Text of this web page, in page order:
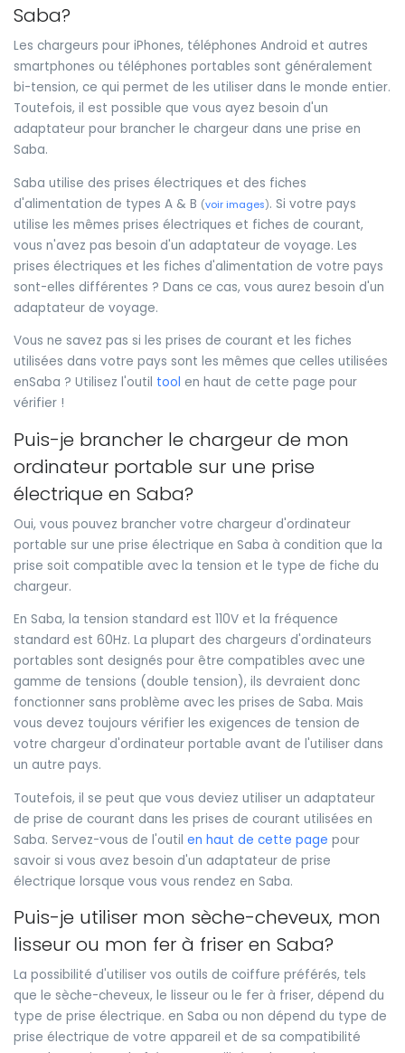
Saba?
Les chargeurs pour iPhones, téléphones Android et autres
smartphones ou téléphones portables sont généralement
bi-tension, ce qui permet de les utiliser dans le monde entier.
Toutefois, il est possible que vous ayez besoin d'un
adaptateur pour brancher le chargeur dans une prise en
Saba.
Saba utilise des prises électriques et des fiches
d'alimentation de types A & B (voir images). Si votre pays
utilise les mêmes prises électriques et fiches de courant,
vous n'avez pas besoin d'un adaptateur de voyage. Les
prises électriques et les fiches d'alimentation de votre pays
sont-elles différentes ? Dans ce cas, vous aurez besoin d'un
adaptateur de voyage.
Vous ne savez pas si les prises de courant et les fiches
utilisées dans votre pays sont les mêmes que celles utilisées
enSaba ? Utilisez l'outil tool en haut de cette page pour
vérifier !
Puis-je brancher le chargeur de mon
ordinateur portable sur une prise
électrique en Saba?
Oui, vous pouvez brancher votre chargeur d'ordinateur
portable sur une prise électrique en Saba à condition que la
prise soit compatible avec la tension et le type de fiche du
chargeur.
En Saba, la tension standard est 110V et la fréquence
standard est 60Hz. La plupart des chargeurs d'ordinateurs
portables sont designés pour être compatibles avec une
gamme de tensions (double tension), ils devraient donc
fonctionner sans problème avec les prises de Saba. Mais
vous devez toujours vérifier les exigences de tension de
votre chargeur d'ordinateur portable avant de l'utiliser dans
un autre pays.
Toutefois, il se peut que vous deviez utiliser un adaptateur
de prise de courant dans les prises de courant utilisées en
Saba. Servez-vous de l'outil en haut de cette page pour
savoir si vous avez besoin d'un adaptateur de prise
électrique lorsque vous vous rendez en Saba.
Puis-je utiliser mon sèche-cheveux, mon
lisseur ou mon fer à friser en Saba?
La possibilité d'utiliser vos outils de coiffure préférés, tels
que le sèche-cheveux, le lisseur ou le fer à friser, dépend du
type de prise électrique. en Saba ou non dépend du type de
prise électrique de votre appareil et de sa compatibilité